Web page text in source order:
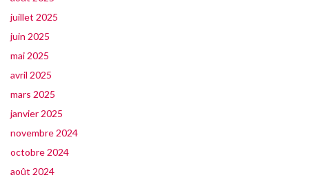
juillet 2025
juin 2025
mai 2025
avril 2025
mars 2025
janvier 2025
novembre 2024
octobre 2024
août 2024